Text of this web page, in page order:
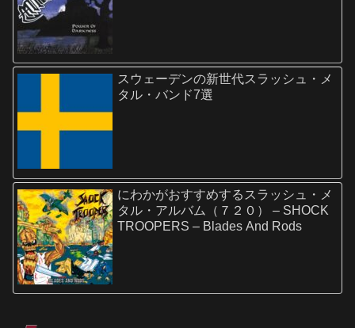
スウェーデンの新世代スラッシュ・メ
タル・バンド7選
にわかがおすすめするスラッシュ・メ
タル・アルバム（７２０） – SHOCK
TROOPERS – Blades And Rods